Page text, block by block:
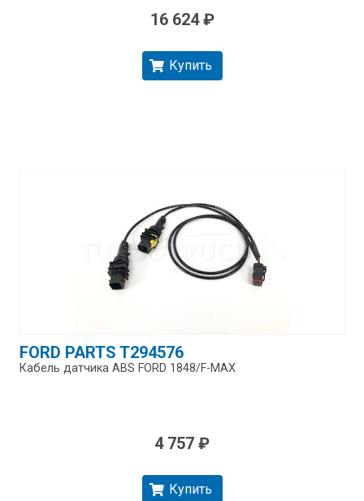
16 624 ₽
Купить
FORD PARTS T294576
Кабель датчика ABS FORD 1848/​F-MAX
4 757 ₽
Купить